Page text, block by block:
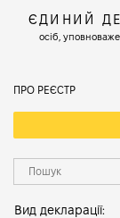
ЄДИНИЙ
осіб,
ПРО РЕЄСТР
Вид декларації: